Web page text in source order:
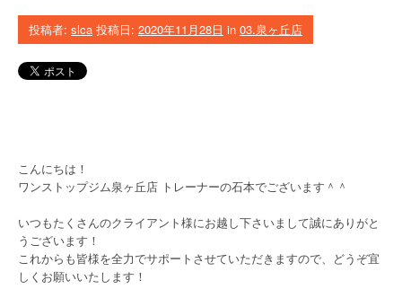
投稿者: slca 投稿日: 2020年11月28日 in 03.泉ヶ丘店
こんにちは！
ワンストップジム泉ヶ丘店 トレーナーの石本でございます＾＾
いつもたくさんのクライアント様にお越し下さいまして誠にありがと
うございます！
これからも皆様を全力でサポートさせていただきますので、どうぞ宜
しくお願いいたします！